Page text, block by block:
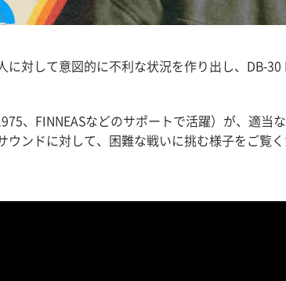
に対して意図的に不利な状況を作り出し、DB-
、FINNEASなどのサポートで活躍）が、適当
ンドに対して、困難な戦いに挑む様子をご覧く